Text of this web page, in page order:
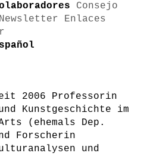
Consejo
Newsletter
Enlaces
2006 Professorin
Kunstgeschichte im
(ehemals Dep.
Forscherin
und